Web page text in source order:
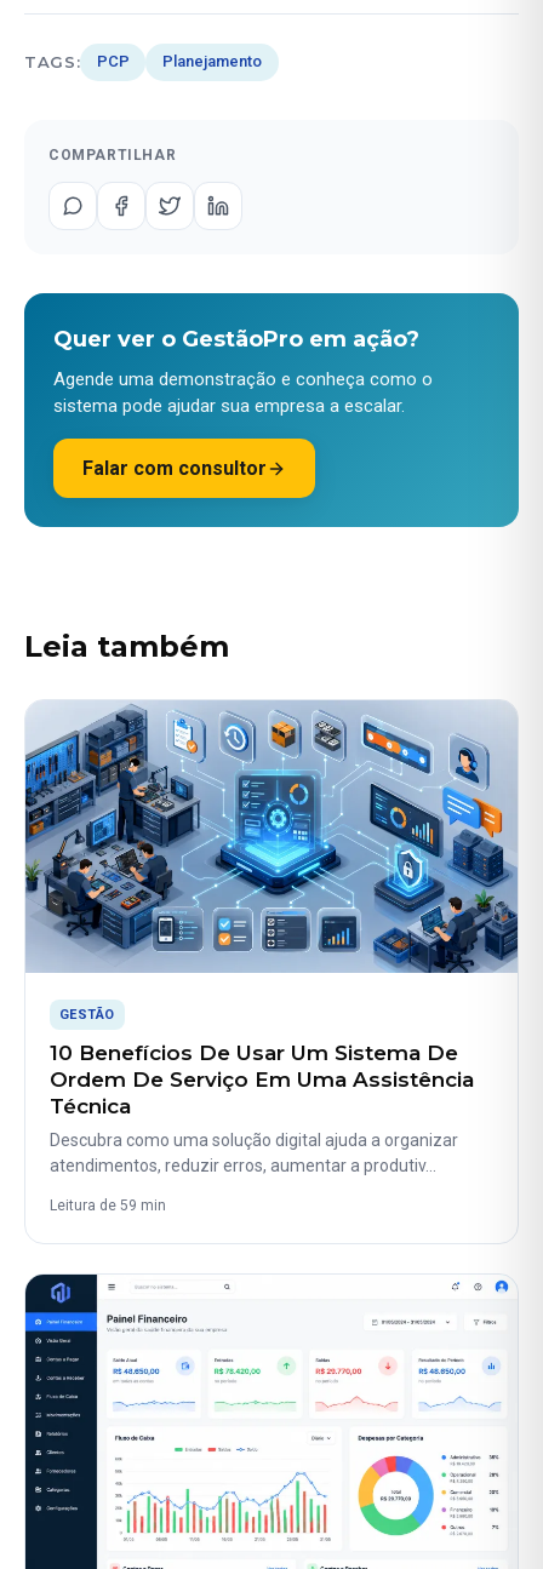
TAGS: PCP Planejamento
COMPARTILHAR
Quer ver o GestãoPro em ação?
Agende uma demonstração e conheça como o
sistema pode ajudar sua empresa a escalar.
Falar com consultor
Leia também
GESTÃO
10 Benefícios De Usar Um Sistema De
Ordem De Serviço Em Uma Assistência
Técnica
Descubra como uma solução digital ajuda a organizar
atendimentos, reduzir erros, aumentar a produtiv…
Leitura de 59 min